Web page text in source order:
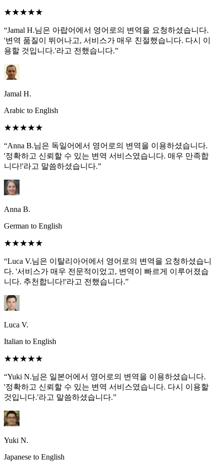
★★★★★
“Jamal H.님은 아랍어에서 영어로의 변역을 요청하셨습니다.
'변역 품질이 뛰어나고, 서비스가 매우 친절했습니다. 다시 이
용할 것입니다.'라고 전했습니다.”
Jamal H.
Arabic to English
★★★★★
“Anna B.님은 독일어에서 영어로의 변역을 이용하셨습니다.
'정확하고 신뢰할 수 있는 변역 서비스였습니다. 매우 만족합
니다!'라고 말씀하셨습니다.”
Anna B.
German to English
★★★★★
“Luca V.님은 이탈리아어에서 영어로의 변역을 요청하셨습니
다. '서비스가 매우 전문적이었고, 변역이 빠르게 이루어졌습
니다. 추천합니다!'라고 전했습니다.”
Luca V.
Italian to English
★★★★★
“Yuki N.님은 일본어에서 영어로의 변역을 이용하셨습니다.
'정확하고 신뢰할 수 있는 변역 서비스였습니다. 다시 이용할
것입니다.'라고 말씀하셨습니다.”
Yuki N.
Japanese to English